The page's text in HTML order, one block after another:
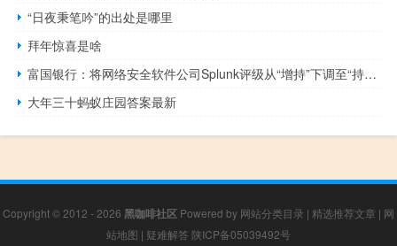
“日夜秉笔吟”的出处是哪里
拜年惊喜是啥
富国银行：将网络安全软件公司Splunk评级从“增持”下调至“持有”
大年三十蚂蚁庄园答案最新
Copyright © 2012 - 2026 黑咖啡社区 Powered by 网站分类目录 | 精选推荐文章 | 网
站地图 | 疑难解答 陕ICP备05039492号